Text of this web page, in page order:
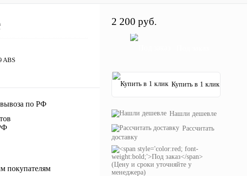
ABS
2 200 руб.
Купить в 1 клик
Нашли дешевле
Рассчитать
доставку